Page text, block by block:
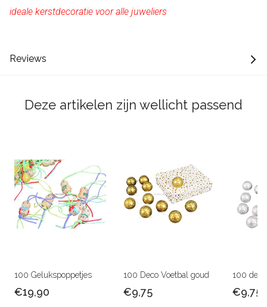
ideale kerstdecoratie voor alle juweliers
Reviews
Deze artikelen zijn wellicht passend
100 Gelukspoppetjes
€19,90
100 Deco Voetbal goud
€9,75
100
€9,75